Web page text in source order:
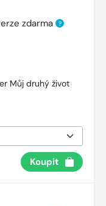
zdarma ?
Můj druhý život
Koupit